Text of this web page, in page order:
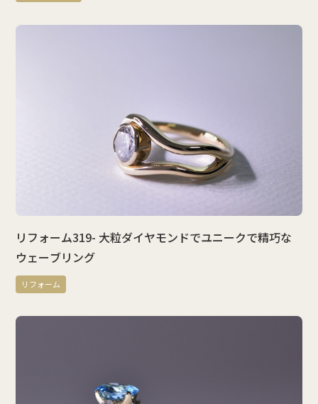
リフォーム319- 大粒ダイヤモンドでユニークで精巧な
ウェーブリング
リフォーム